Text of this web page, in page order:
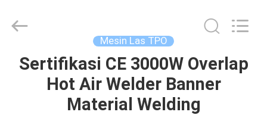
RUMAH
Mingmai
Technology
Reserved.
Mesin Las TPO
Sertifikasi CE 3000W Overlap
Hot Air Welder Banner
Material Welding